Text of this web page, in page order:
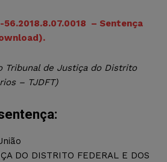
– Sentença
Tribunal de Justiça do Distrito
– TJDFT)
DO DISTRITO FEDERAL E DOS